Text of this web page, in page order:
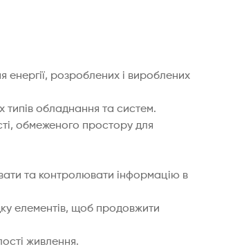
енергії, розроблених і вироблених
типів обладнання та систем.
обмеженого простору для
та контролювати інформацію в
елементів, щоб продовжити
живлення.